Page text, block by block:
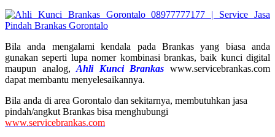
Bila anda mengalami kendala pada Brankas yang biasa anda
gunakan seperti lupa nomer kombinasi brankas, baik kunci digital
maupun analog,Ahli Kunci Brankas www.servicebrankas.com
dapat membantu menyelesaikannya.
Bila anda di area ​Gorontalo dan sekitarnya, membutuhkan jasa
pindah/angkut Brankas bisa menghubungi
www.servicebrankas.com